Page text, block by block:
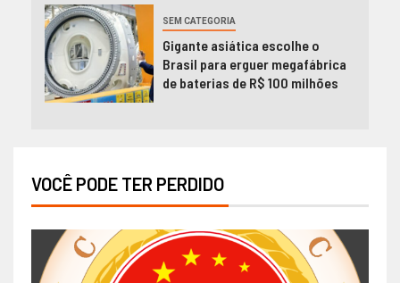
SEM CATEGORIA
Gigante asiática escolhe o
Brasil para erguer megafábrica
de baterias de R$ 100 milhões
VOCÊ PODE TER PERDIDO